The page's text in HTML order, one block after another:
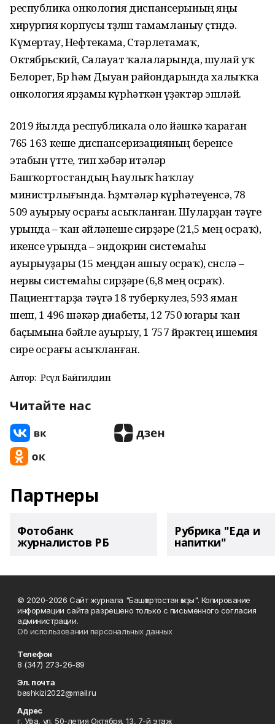
республика онкология диспансерының яңы
хирургия корпусы төҙөлөшө тамамланыу өҫтөндә.
Күмертау, Нефтекама, Стәрлетамаҡ,
Октябрьский, Салауат ҡалаларында, шулай уҡ
Белорет, Бөрө һәм Дыуан райондарында халыҡҡа
онкология ярҙамы күрһәткән үҙәктәр эшләй.
2019 йылда республикала оло йәшкә ҡараған
765 163 кеше диспансеризацияның беренсе
этабын үтте, тип хәбәр итәләр
Башҡортостандың Һаулыҡ һаҡлау
министрлығында. Һөҙөмтәләр күрһәтеүенсә, 78
509 ауырыу осрағы асыҡланған. Шуларҙан тәүге
урында – ҡан әйләнеше сирҙәре (21,5 мең осраҡ),
икенсе урында – эндокрин системаһы
ауырыуҙары (15 меңдән ашыу осраҡ), өсөнсөлә –
нервы системаһы сирҙәре (6,8 мең осраҡ).
Пациенттарҙа тәүгә 18 туберкулез, 593 яман
шеш, 1 496 шәкәр диабеты, 12 750 юғары ҡан
баҫымына бәйле ауырыу, 1 757 йөрәктең ишемия
сире осрағы асыҡланған.
Автор: Рәсүл Байгилдин
Читайте нас
Партнеры
Фотобанк
журналистов РБ
Рубрика "Еда и
напитки"
© 2020-2026 Сайт журнала "Башҡортостан ҡыҙы". Копирование
информации сайта разрешено только с письменного согласия
администрации.
Об использовании персональных данных
Телефон
8 (347) 273-26-89
Эл. почта
bashkizi2022@mail.ru
Адрес
г. Уфа, ул. 50-летия Октября, 13, 7-й этаж